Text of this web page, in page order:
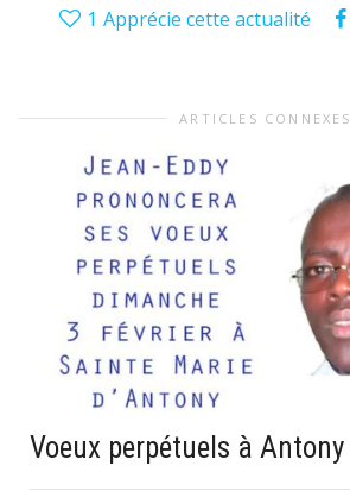
1 Apprécie cette actualité
ARTICLES CONNEXES
Voeux perpétuels à Antony